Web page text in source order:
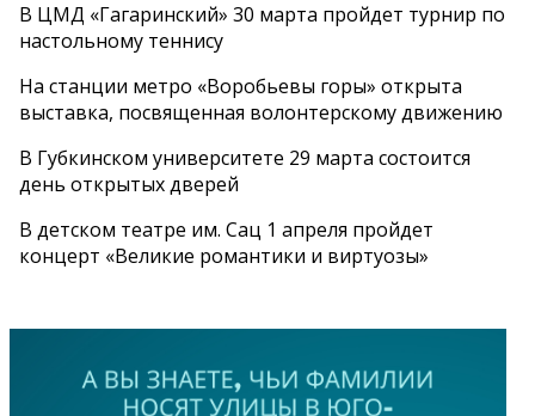
В ЦМД «Гагаринский» 30 марта пройдет турнир по
настольному теннису
На станции метро «Воробьевы горы» открыта
выставка, посвященная волонтерскому движению
В Губкинском университете 29 марта состоится
день открытых дверей
В детском театре им. Сац 1 апреля пройдет
концерт «Великие романтики и виртуозы»